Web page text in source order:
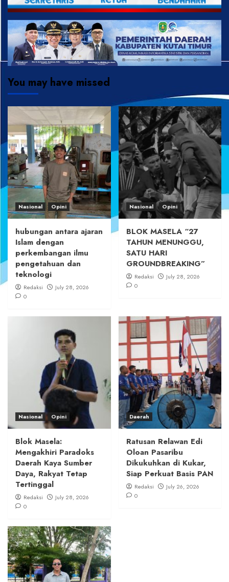
You may have missed
Nasional Opini
hubungan antara ajaran
Islam dengan
perkembangan ilmu
pengetahuan dan
teknologi
Redaksi
July 28, 2026
0
Nasional Opini
BLOK MASELA “27
TAHUN MENUNGGU,
SATU HARI
GROUNDBREAKING”
Redaksi
July 28, 2026
0
Nasional Opini
Blok Masela:
Mengakhiri Paradoks
Daerah Kaya Sumber
Daya, Rakyat Tetap
Tertinggal
Redaksi
July 28, 2026
0
Daerah
Ratusan Relawan Edi
Oloan Pasaribu
Dikukuhkan di Kukar,
Siap Perkuat Basis PAN
Redaksi
July 26, 2026
0